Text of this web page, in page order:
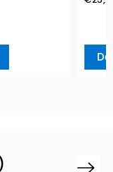
Next